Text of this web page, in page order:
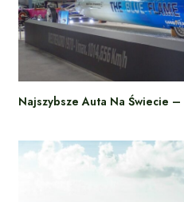
Najszybsze Auta Na Świecie